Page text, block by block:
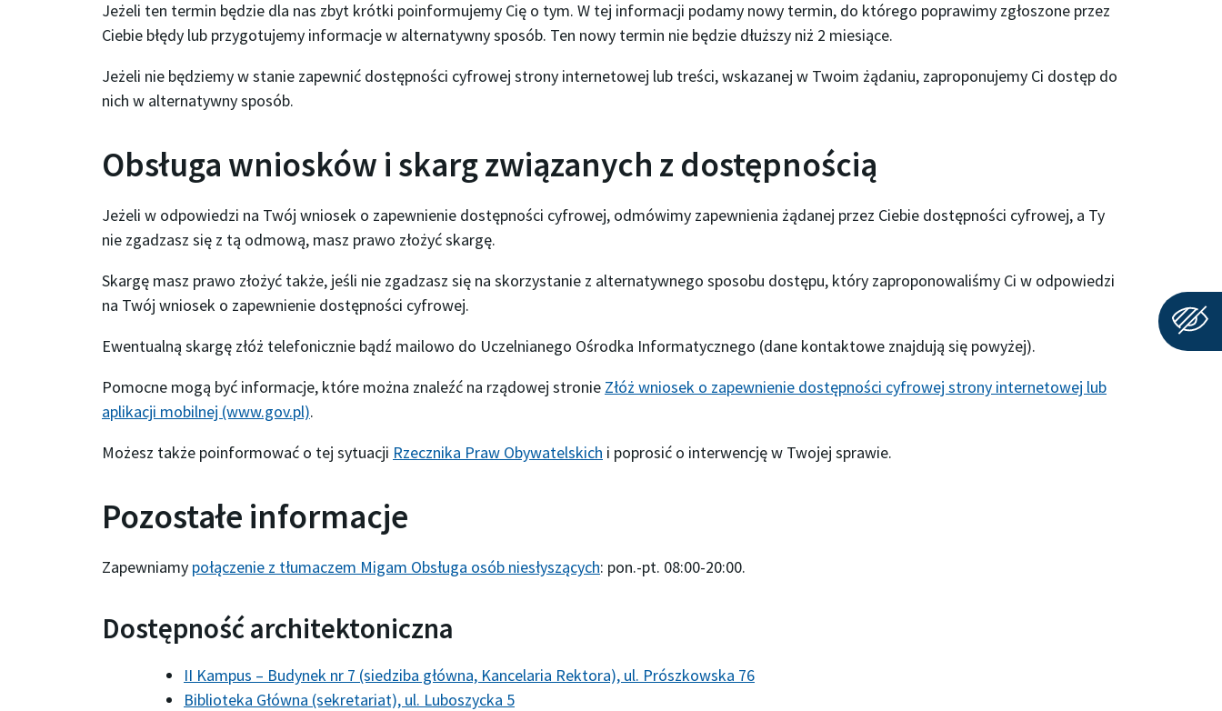
Jeżeli ten termin będzie dla nas zbyt krótki poinformujemy Cię o tym. W tej informacji podamy nowy termin, do którego poprawimy zgłoszone przez
Ciebie błędy lub przygotujemy informacje w alternatywny sposób. Ten nowy termin nie będzie dłuższy niż 2 miesiące.
Jeżeli nie będziemy w stanie zapewnić dostępności cyfrowej strony internetowej lub treści, wskazanej w Twoim żądaniu, zaproponujemy Ci dostęp do
nich w alternatywny sposób.
Obsługa wniosków i skarg związanych z dostępnością
Jeżeli w odpowiedzi na Twój wniosek o zapewnienie dostępności cyfrowej, odmówimy zapewnienia żądanej przez Ciebie dostępności cyfrowej, a Ty
nie zgadzasz się z tą odmową, masz prawo złożyć skargę.
Skargę masz prawo złożyć także, jeśli nie zgadzasz się na skorzystanie z alternatywnego sposobu dostępu, który zaproponowaliśmy Ci w odpowiedzi
na Twój wniosek o zapewnienie dostępności cyfrowej.
Ewentualną skargę złóż telefonicznie bądź mailowo do Uczelnianego Ośrodka Informatycznego (dane kontaktowe znajdują się powyżej).
Pomocne mogą być informacje, które można znaleźć na rządowej stronie Złóż wniosek o zapewnienie dostępności cyfrowej strony internetowej lub
aplikacji mobilnej (www.gov.pl).
Możesz także poinformować o tej sytuacji Rzecznika Praw Obywatelskich i poprosić o interwencję w Twojej sprawie.
Pozostałe informacje
Zapewniamy połączenie z tłumaczem Migam Obsługa osób niesłyszących: pon.-pt. 08:00-20:00.
Dostępność architektoniczna
II Kampus – Budynek nr 7 (siedziba główna, Kancelaria Rektora), ul. Prószkowska 76
Biblioteka Główna (sekretariat), ul. Luboszycka 5